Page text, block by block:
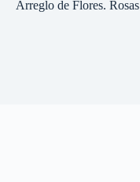
Arreglo de Flores. Rosas